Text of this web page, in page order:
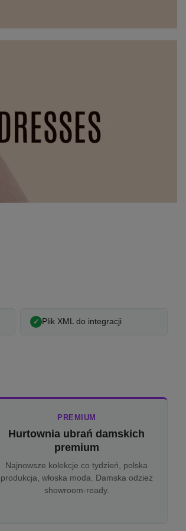
Plik XML do integracji
PREMIUM
Hurtownia ubrań damskich
premium
Najnowsze kolekcje co tydzień, polska
produkcja, włoska moda. Damska odzież
showroom-ready.